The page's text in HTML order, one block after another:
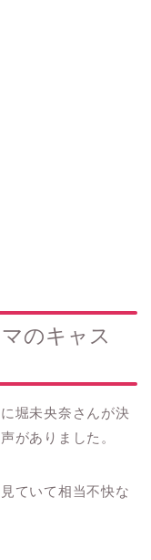
のキャス
堀未央奈さんが決
がありました。
ていて相当不快な